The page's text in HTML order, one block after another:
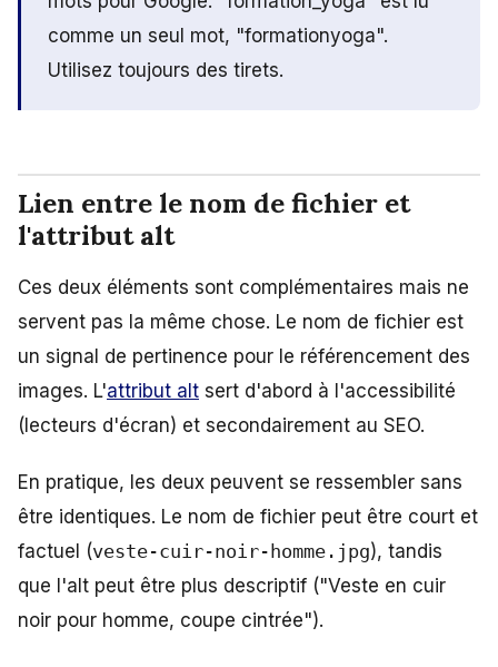
comme un seul mot, "formationyoga".
Utilisez toujours des tirets.
Lien entre le nom de fichier et
l'attribut alt
Ces deux éléments sont complémentaires mais ne
servent pas la même chose. Le nom de fichier est
un signal de pertinence pour le référencement des
images. L'attribut alt sert d'abord à l'accessibilité
(lecteurs d'écran) et secondairement au SEO.
En pratique, les deux peuvent se ressembler sans
être identiques. Le nom de fichier peut être court et
factuel (veste-cuir-noir-homme.jpg), tandis
que l'alt peut être plus descriptif ("Veste en cuir
noir pour homme, coupe cintrée").